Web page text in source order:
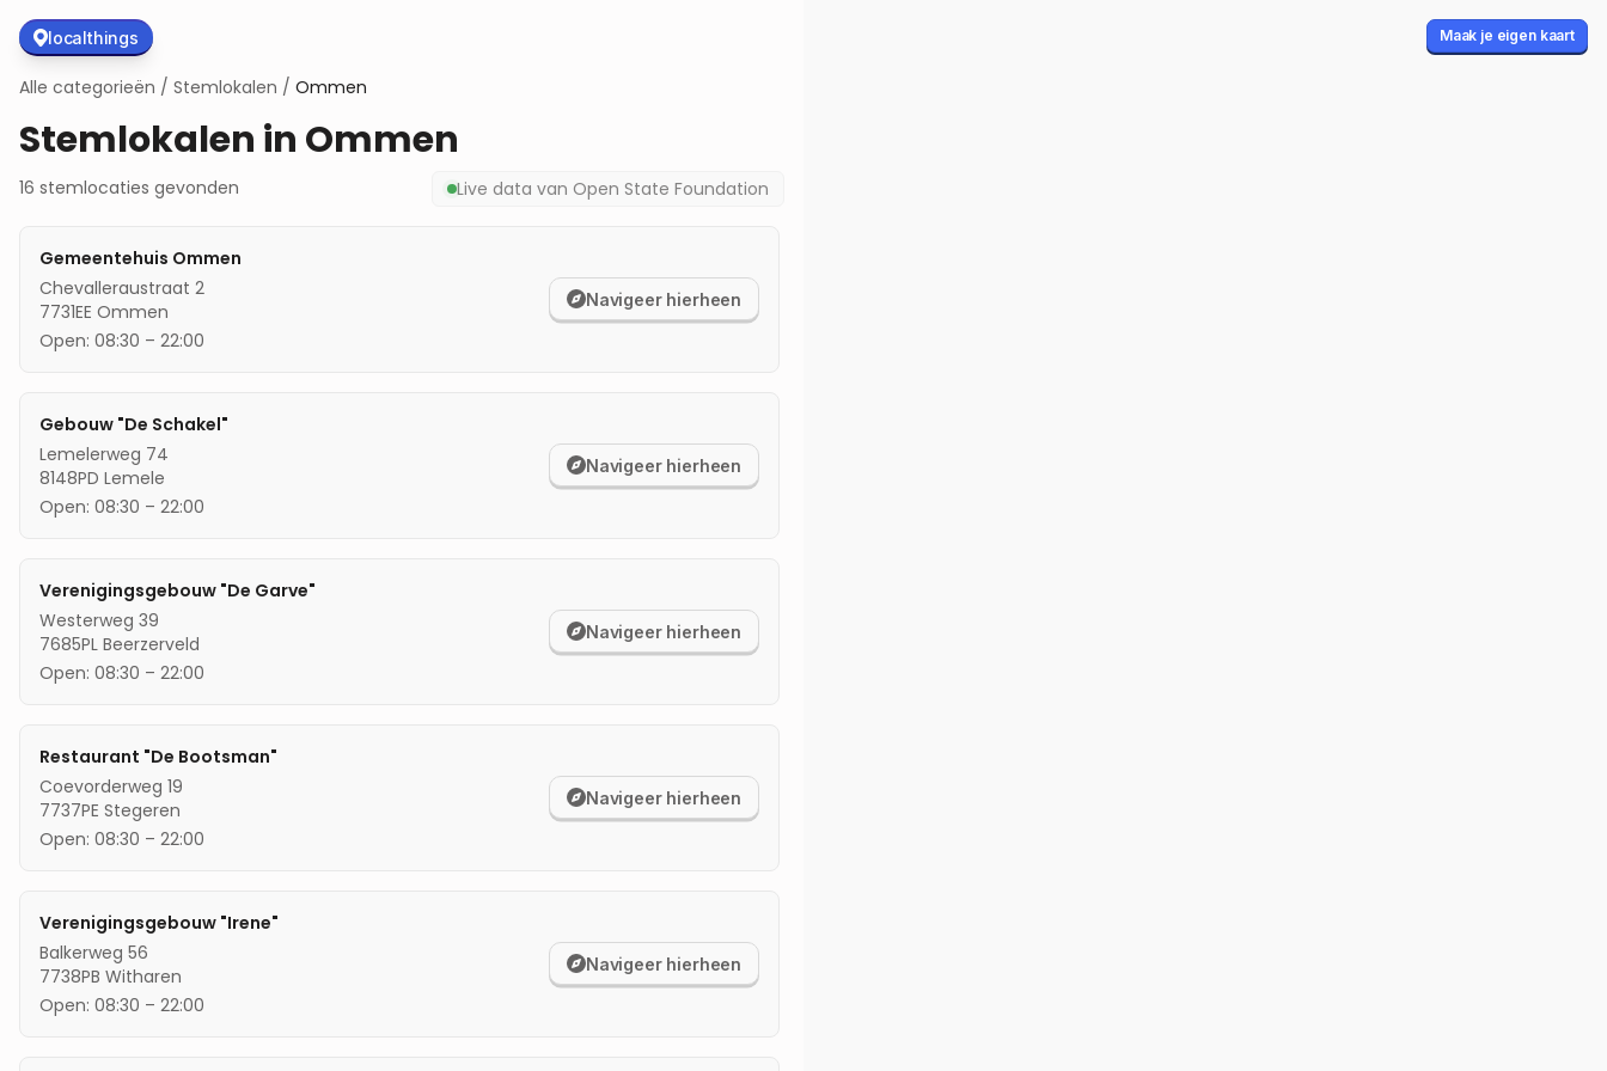
localthings
Alle categorieën / Stemlokalen / Ommen
Stemlokalen in Ommen
16 stemlocaties gevonden Live data van Open State Foundation
Gemeentehuis Ommen
Chevalleraustraat 2
7731EE Ommen
Open: 08:30 – 22:00
Navigeer hierheen
Gebouw "De Schakel"
Lemelerweg 74
8148PD Lemele
Open: 08:30 – 22:00
Navigeer hierheen
Verenigingsgebouw "De Garve"
Westerweg 39
7685PL Beerzerveld
Open: 08:30 – 22:00
Navigeer hierheen
Restaurant "De Bootsman"
Coevorderweg 19
7737PE Stegeren
Open: 08:30 – 22:00
Navigeer hierheen
Verenigingsgebouw "Irene"
Balkerweg 56
7738PB Witharen
Open: 08:30 – 22:00
Navigeer hierheen
Maak je eigen kaart